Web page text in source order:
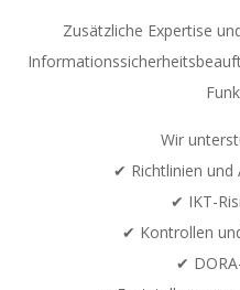
Zusätzliche Expertise
Wir
✔ Richtlinien und
✔ IKT-
✔ Kontrollen
✔